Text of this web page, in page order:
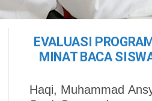
EVALUASI
MINAT BACA
Haqi, Muhammad